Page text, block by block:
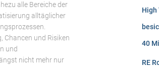
alle Bereiche der
alltäglicher
Chancen und Risiken
und
nicht mehr nur
High
40
RE